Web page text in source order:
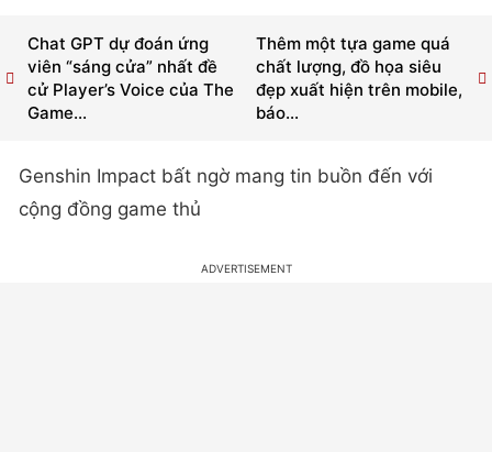
Thêm một tựa game quá
chất lượng, đồ họa siêu
đẹp xuất hiện trên mobile,
báo...
Chat GPT dự đoán ứng
viên “sáng cửa” nhất đề
cử Player’s Voice của The
Game...
Genshin Impact bất ngờ mang tin buồn đến với
cộng đồng game thủ